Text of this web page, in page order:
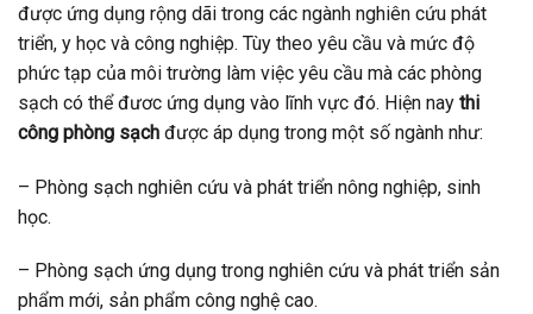
được ứng dụng rộng dãi trong các ngành nghiên cứu phát
triển, y học và công nghiệp. Tùy theo yêu cầu và mức độ
phức tạp của môi trường làm việc yêu cầu mà các phòng
sạch có thể đươc ứng dụng vào lĩnh vực đó. Hiện nay thi
công phòng sạch được áp dụng trong một số ngành như:
– Phòng sạch nghiên cứu và phát triển nông nghiệp, sinh
học.
– Phòng sạch ứng dụng trong nghiên cứu và phát triển sản
phẩm mới, sản phẩm công nghệ cao.